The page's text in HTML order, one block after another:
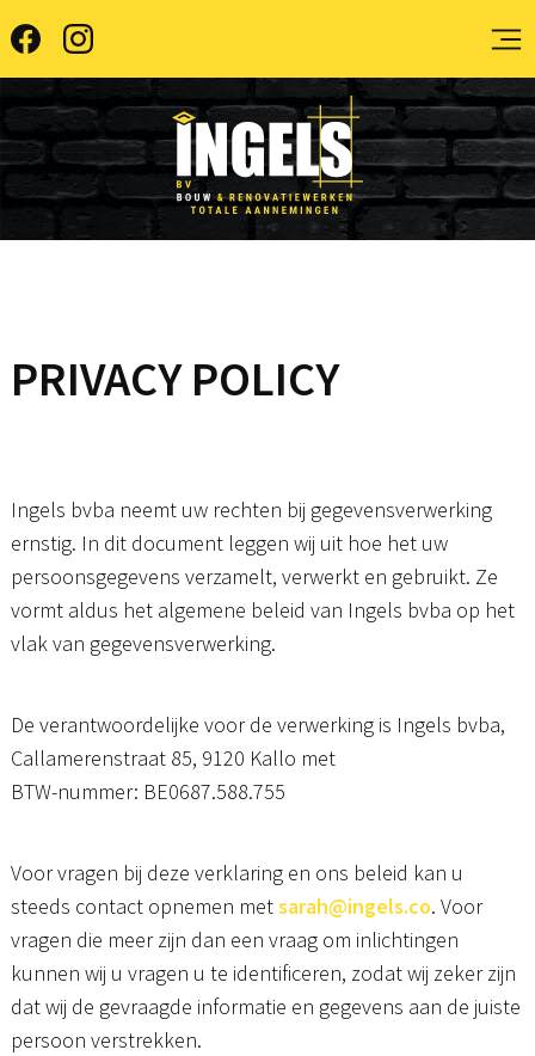
to
content
PRIVACY POLICY
Ingels bvba neemt uw rechten bij gegevensverwerking
ernstig. In dit document leggen wij uit hoe het uw
persoonsgegevens verzamelt, verwerkt en gebruikt. Ze
vormt aldus het algemene beleid van Ingels bvba op het
vlak van gegevensverwerking.
De verantwoordelijke voor de verwerking is Ingels bvba,
Callamerenstraat 85, 9120 Kallo met
BTW-nummer: BE0687.588.755
Voor vragen bij deze verklaring en ons beleid kan u
steeds contact opnemen metsarah@ingels.co. Voor
vragen die meer zijn dan een vraag om inlichtingen
kunnen wij u vragen u te identificeren, zodat wij zeker zijn
dat wij de gevraagde informatie en gegevens aan de juiste
persoon verstrekken.
Algemene voorwaarden
Contact
Cookie policy
Jobs
Privacy Policy
Realisaties
Sitemap
U bent architect
U bent bouwpromotor
Nieuwbouw
Renovatie
Totale aannemingen